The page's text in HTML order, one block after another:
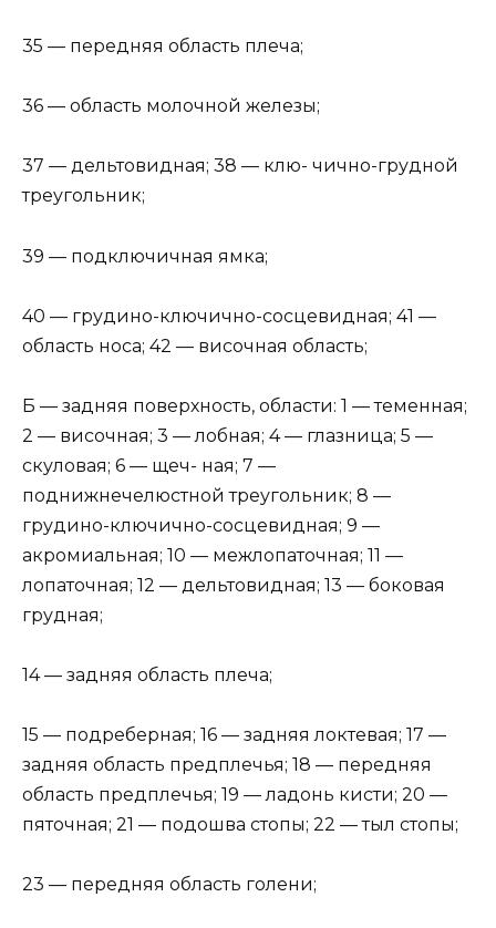
35 — передняя область плеча;
36 — область молочной железы;
37 — дельтовидная; 38 — клю- чично-грудной
треугольник;
39 — подключичная ямка;
40 — грудино-ключично-сосцевидная; 41 —
область носа; 42 — височная область;
Б — задняя поверхность, области: 1 — теменная;
2 — височная; 3 — лобная; 4 — глазница; 5 —
скуловая; 6 — щеч- ная; 7 —
поднижнечелюстной треугольник; 8 —
грудино-ключично-сосцевидная; 9 —
акромиальная; 10 — межлопаточная; 11 —
лопаточная; 12 — дельтовидная; 13 — боковая
грудная;
14 — задняя область плеча;
15 — подреберная; 16 — задняя локтевая; 17 —
задняя область предплечья; 18 — передняя
область предплечья; 19 — ладонь кисти; 20 —
пяточная; 21 — подошва стопы; 22 — тыл стопы;
23 — передняя область голени;